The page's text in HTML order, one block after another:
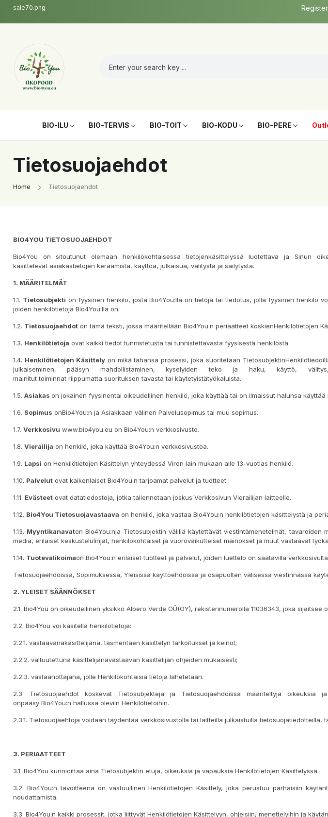
sale70.png Register
BIO-ILU BIO-TERVIS BIO-TOIT BIO-KODU BIO-PERE
Tietosuojaehdot
Home Tietosuojaehdot
BIO4YOU TIETOSUOJAEHDOT
Bio4You on sitoutunut olemaan henkilökohtaisessa tietojenkäsittelyssä luotettava ja Sinun
käsittelevät asiakastietojen keräämistä, käyttöä, julkaisua, välitystä ja säilytystä.
1. MÄÄRITELMÄT
1.1. Tietosubjekti on fyysinen henkilö, josta Bio4You:lla on tietoja tai tiedotus, jolla fyysinen henkilö
joiden henkilötietoja Bio4You:lla on.
1.2. Tietosuojaehdot on tämä teksti, jossa määritellään Bio4You:n periaatteet koskienHenkilötietojen
1.3. Henkilötietoja ovat kaikki tiedot tunnistetusta tai tunnistettavasta fyysisestä henkilöstä.
1.4. Henkilötietojen Käsittelyon mikä tahansa prosessi, joka suoritetaan
julkaiseminen, pääsyn mahdollistaminen, kyselyiden teko ja haku, käyttö,
mainitut toiminnat riippumatta suorituksen tavasta tai käytetyistätyökaluista.
1.5. Asiakas on jokainen fyysinentai oikeudellinen henkilö, joka käyttää tai on ilmaissut halunsa käyttää
1.6. Sopimus onBio4You:n ja Asiakkaan välinen Palvelusopimus tai muu sopimus.
1.7. Verkkosivu www.bio4you.eu on Bio4You:n verkkosivusto.
1.8. Vierailija on henkilö, joka käyttää Bio4You:n verkkosivustoa.
1.9. Lapsi on Henkilötietojen Käsittelyn yhteydessä Viron lain mukaan alle 13-vuotias henkilö.
1.10. Palvelut ovat kaikenlaiset ​​Bio4You:n tarjoamat palvelut ja tuotteet.
1.11. Evästeet ovat datatiedostoja, jotka tallennetaan joskus Verkkosivun Vierailijan laitteelle.
1.12. Bio4You Tietosuojavastaava on henkilö, joka vastaa Bio4You:n henkilötietojen käsittelystä ja
1.13. Myyntikanavaton Bio4You:nja Tietosubjektin välillä käytettävät viestintämenetelmät,
media, erilaiset keskustelulinjat, henkilökohtaiset ja vuorovaikutteiset mainokset ja muut vastaavat
1.14. Tuotevalikoimaon Bio4You:n erilaiset ​​tuotteet ja palvelut, joiden luettelo on saatavilla
Tietosuojaehdoissa, Sopimuksessa, Yleisissä käyttöehdoissa ja osapuolten välisessä viestinnässä
2. YLEISET SÄÄNNÖKSET
2.1. Bio4You on oikeudellinen yksikkö Albero Verde OÜ(OY), rekisterinumerolla 11036343, joka
2.2. Bio4You voi käsitellä henkilötietoja:
2.2.1. vastaavanakäsittelijänä, täsmentäen käsittelyn tarkoitukset ja keinot;
2.2.2. valtuutettuna käsittelijänävastaavan käsittelijän ohjeiden mukaisesti;
2.2.3. vastaanottajana, jolle Henkilökohtaisia tietoja lähetetään.
2.3. Tietosuojaehdot koskevat Tietosubjekteja ja Tietosuojaehdoissa määriteltyjä
onpääsy Bio4You:n hallussa oleviin Henkilötietoihin.
2.3.1. Tietosuojaehtoja voidaan täydentää verkkosivustolla tai laitteilla julkaistuilla tietosuojatiedotteilla,
3. PERIAATTEET
3.1. Bio4You kunnioittaa aina Tietosubjektin etuja, oikeuksia ja vapauksia Henkilötietojen Käsittelyssä.
3.2. Bio4You:n tavoitteena on vastuullinen Henkilötietojen Käsittely, joka perustuu parhaisiin
noudattamista.
3.3. Bio4You:n kaikki prosessit, jotka liittyvät Henkilötietojen Käsittelyyn, ohjeisiin, menettelyihin ja